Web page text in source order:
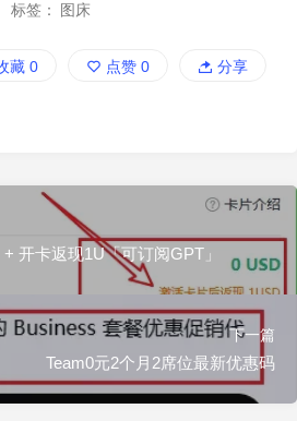
标签： 图床
藏 0 点赞 0 分享
开卡返现1U「可订阅GPT」
下一篇
Team0元2个月2席位最新优惠码